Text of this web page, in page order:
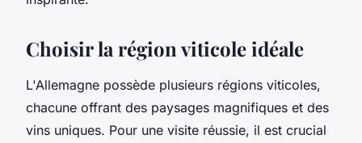
Choisir la région viticole idéale
L'Allemagne possède plusieurs régions viticoles,
chacune offrant des paysages magnifiques et des
vins uniques. Pour une visite réussie, il est crucial